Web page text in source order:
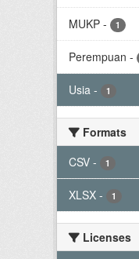
MUKP - 1
Perempuan -
Usia - 1
Formats
CSV - 1
XLSX - 1
Licenses